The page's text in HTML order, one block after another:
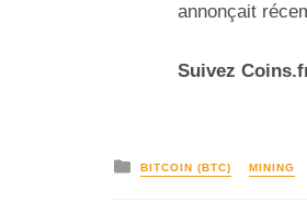
annonçait
Suivez
BITCOIN (BTC) MINING